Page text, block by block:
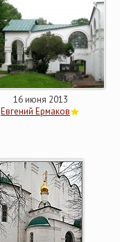
16 июня 2013
Евгений Ермаков